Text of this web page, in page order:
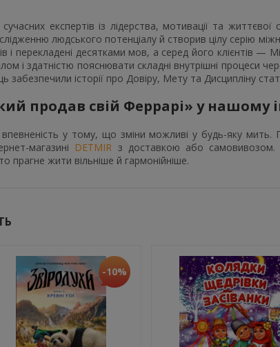
експертів із лідерства, мотивації та життєвої
людського потенціалу й створив цілу серію
і перекладені десятками мов, а серед його клієнтів —
і здатністю пояснювати складні внутрішні процеси
історії про Довіру, Мету та Дисципліну
продав свій Феррарі» у нашому
у тому, що зміни можливі у будь-яку мить.
магазині DETMIR з доставкою або самовивозом.
прагне жити вільніше й гармонійніше.
-10%